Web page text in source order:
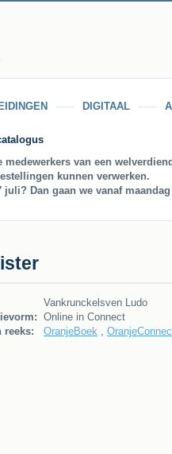
DIGITAAL
van een
kunnen verwerken.
juli? Dan gaan we vanaf
Vankrunckelsven Ludo
Online in Connect
reeks:
OranjeBoek ,